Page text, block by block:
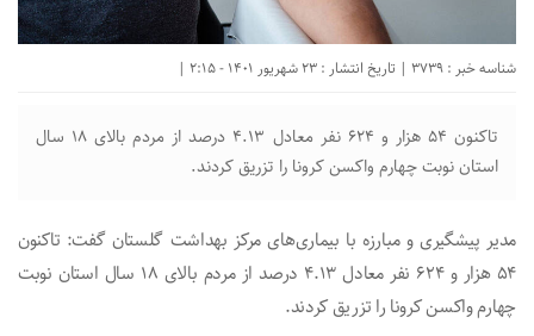
شناسه خبر : 3739 | تاریخ انتشار : 23 شهریور 1401 - 2:15 |
تاکنون ۵۴ هزار و ۶۲۴ نفر معادل ۴.۱۳ درصد از مردم بالای ۱۸ سال
استان نوبت چهارم واکسن کرونا را تزریق کردند.
مدیر پیشگیری و مبارزه با بیماری‌های مرکز بهداشت گلستان گفت: تاکنون
۵۴ هزار و ۶۲۴ نفر معادل ۴.۱۳ درصد از مردم بالای ۱۸ سال استان نوبت
چهارم واکسن کرونا را تزریق کردند.